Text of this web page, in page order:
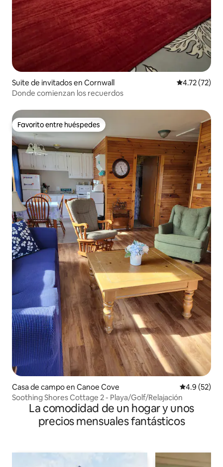
Suite de invitados en Cornwall Calificación
4.72 (72)
Donde comienzan los recuerdos
Favorito entre huéspedes
Favorito entre huéspedes
Casa de campo en Canoe Cove Calificación
4.9 (52)
Soothing Shores Cottage 2 - Playa/Golf/Relajación
La comodidad de un hogar y unos
precios mensuales fantásticos